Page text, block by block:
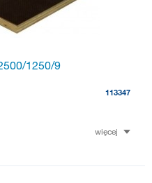
1250/9
113347
więcej